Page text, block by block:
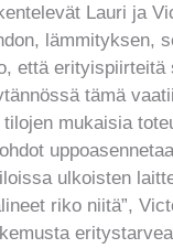
Lauri ja
lämmityksen,
että erityispiirteitä
tämä
mukaisia
ulkoisten
riko niitä”,